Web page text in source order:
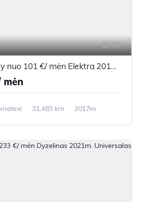
21
Renault Twizy nuo 101 €/ mėn Elektra 2017m. Other Automatinė
mėn
31,483 km 2017m.